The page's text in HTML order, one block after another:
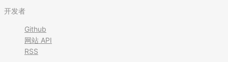
开发者
Github
网站 API
RSS